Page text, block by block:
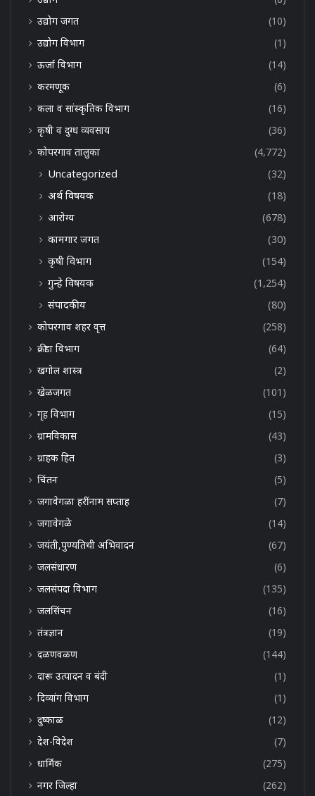
उद्योग जगत
(10)
उद्योग विभाग
(1)
ऊर्जा विभाग
(14)
करमणूक
(6)
कला व सांस्कृतिक विभाग
(16)
कृषी व दुग्ध व्यवसाय
(36)
कोपरगाव तालुका
(4,772)
Uncategorized
(32)
अर्थ विषयक
(18)
आरोग्य
(678)
कामगार जगत
(30)
कृषी विभाग
(154)
गुन्हे विषयक
(1,254)
संपादकीय
(80)
कोपरगाव शहर वृत्त
(258)
क्रीडा विभाग
(64)
खगोल शास्त्र
(2)
खेळजगत
(101)
गृह विभाग
(15)
ग्रामविकास
(43)
ग्राहक हित
(3)
चिंतन
(5)
जगावेगळा हरींनाम सप्ताह
(7)
जगावेगळे
(14)
जयंती,पुण्यतिथी अभिवादन
(67)
जलसंधारण
(6)
जलसंपदा विभाग
(135)
जलसिंचन
(16)
तंत्रज्ञान
(19)
दळणवळण
(144)
दारू उत्पादन व बंदी
(1)
दिव्यांग विभाग
(1)
दुष्काळ
(12)
देश-विदेश
(7)
धार्मिक
(275)
नगर जिल्हा
(262)